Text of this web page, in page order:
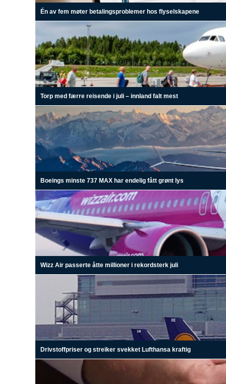
Én av fem møter betalingsproblemer hos flyselskapene
Torp med færre reisende i juli – innland falt mest
Boeings minste 737 MAX har endelig fått grønt lys
Wizz Air passerte åtte millioner i rekordsterk juli
Drivstoffpriser og streiker svekket Lufthansa kraftig